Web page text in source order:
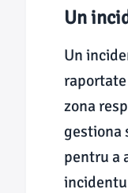
Un
Un
zona
gestiona
pentru a